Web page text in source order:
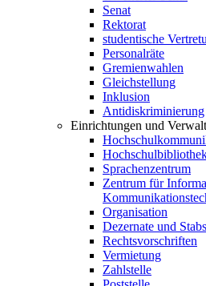
Senat
Rektorat
studentische
Personalräte
Gremienwahlen
Gleichstellung
Inklusion
Antidiskriminierung
Einrichtungen und
Sprachenzentrum
Zentrum für
Organisation
Dezernate und
Rechtsvorschriften
Vermietung
Zahlstelle